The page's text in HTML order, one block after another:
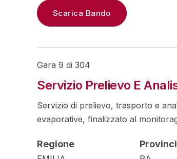
Scarica Bando
Gara 9 di 304
Servizio Prelievo E
Servizio di prelievo, trasporto e
evaporative, finalizzato al
Regione